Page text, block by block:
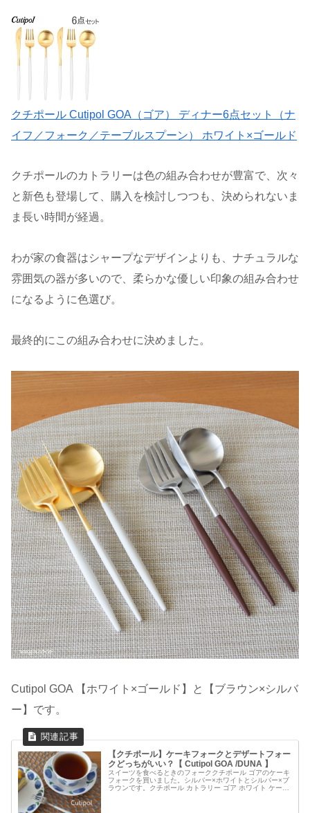
クチポール Cutipol GOA（ゴア） ディナー6点セット（ナ
イフ／フォーク／テーブルスプーン） ホワイト×ゴールド
クチポールのカトラリーは色の組み合わせが豊富で、次々
と新色も登場して、購入を検討しつつも、決められないま
ま長い時間が経過。
わが家の食器はシャープなデザインよりも、ナチュラルな
雰囲気の器が多いので、柔らかな優しい印象の組み合わせ
になるように色選び。
最終的にこの組み合わせに決めました。
Cutipol GOA 【ホワイト×ゴールド】と【ブラウン×シルバ
ー】です。
【クチポール】ケーキフォークとデザートフォー
クどっちがいい？【 Cutipol GOA /DUNA 】
スイーツを食べるときのフォーククチポール ゴアのケーキ
フォークを買いました。シルバー×ホワイトとシルバー×ブ
ラウンです。クチポール カトラリー ゴア ホワイト ケーキ